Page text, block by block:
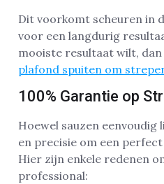
Dit voorkomt scheuren in
voor een langdurig
mooiste resultaat wilt, dan
plafond spuiten om
100% Garantie op
Hoewel sauzen
en precisie om een
Hier zijn enkele redenen
professional: